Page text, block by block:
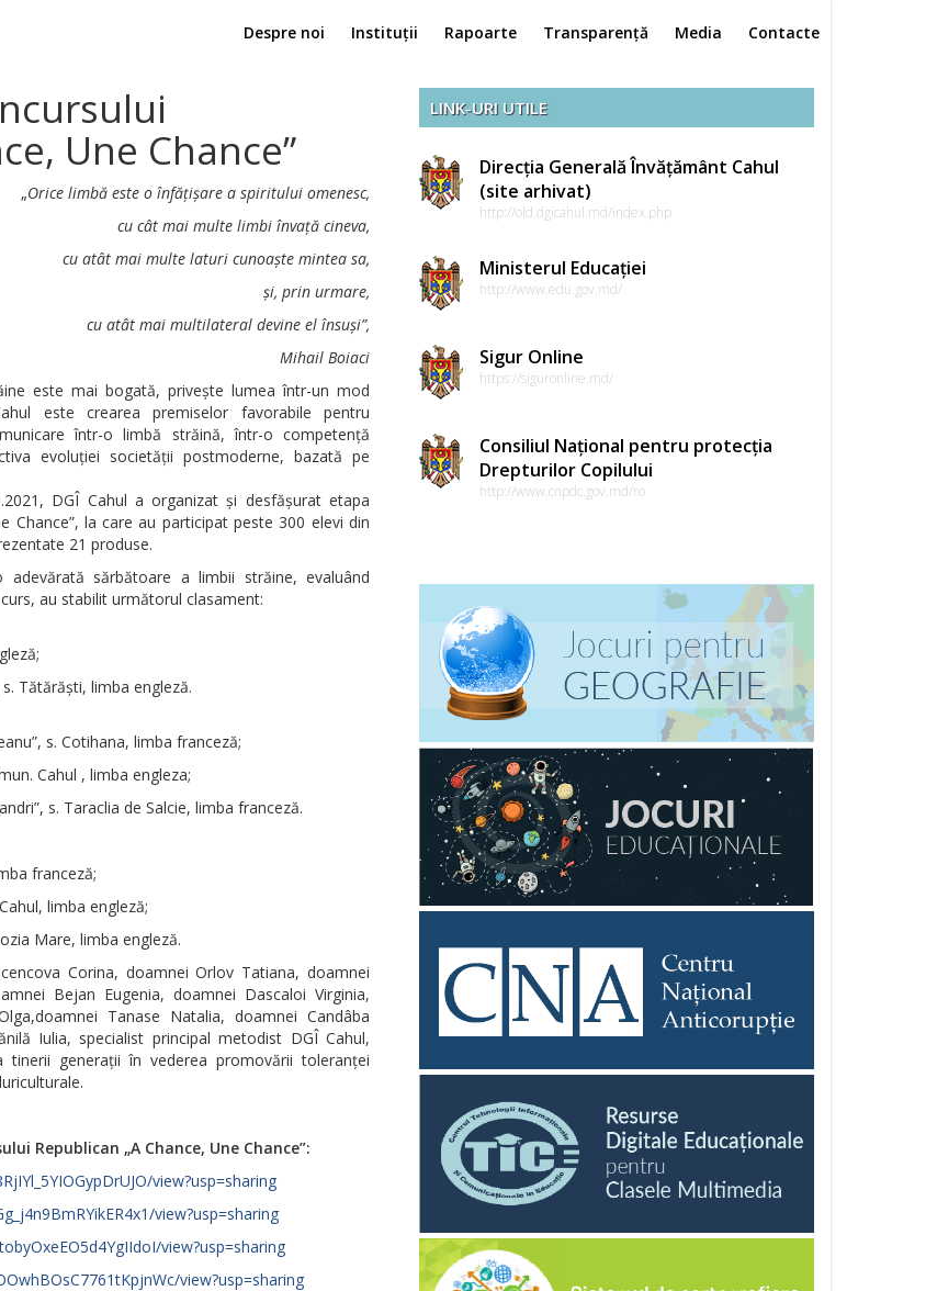
Despre noi Instituții Rapoarte Transparență Media Contacte
Une Chance”
„Orice limbă este o înfățișare a spiritului omenesc,
cu cât mai multe limbi învață cineva,
cu atât mai multe laturi cunoaște mintea sa,
și, prin urmare,
cu atât mai multilateral devine el însuși”,
Mihail Boiaci
este mai bogată, privește lumea într-un mod
este crearea premiselor favorabile pentru
într-o limbă străină, într-o competență
evoluției societății postmoderne, bazată pe
DGÎ Cahul a organizat și desfășurat etapa
Chance”, la care au participat peste 300 elevi din
21 produse.
sărbătoare a limbii străine, evaluând
au stabilit următorul clasament:
Tătărăști, limba engleză.
s. Cotihana, limba franceză;
Cahul , limba engleza;
s. Taraclia de Salcie, limba franceză.
franceză;
limba engleză;
Mare, limba engleză.
Corina, doamnei Orlov Tatiana, doamnei
Bejan Eugenia, doamnei Dascaloi Virginia,
Tanase Natalia, doamnei Candâba
Iulia, specialist principal metodist DGÎ Cahul,
tinerii generații în vederea promovării toleranței
Republican „A Chance, Une Chance”:
view?usp=sharing
view?usp=sharing
view?usp=sharing
view?usp=sharing
LINK-URI UTILE
Direcția Generală Învățământ Cahul
(site arhivat)
http://old.dgicahul.md/index.php
Ministerul Educației
http://www.edu.gov.md/
Sigur Online
https://siguronline.md/
Consiliul Național pentru protecția
Drepturilor Copilului
http://www.cnpdc.gov.md/ro